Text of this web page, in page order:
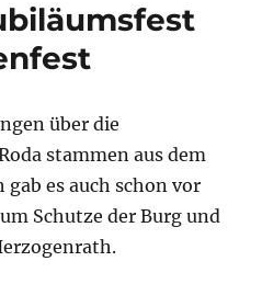
über die
stammen aus dem
gab es auch schon vor
Schutze der Burg und